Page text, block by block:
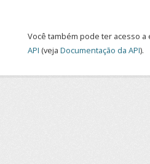
Você também pode ter acesso
API (veja Documentação da API).